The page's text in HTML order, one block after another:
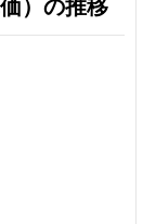
）の推移